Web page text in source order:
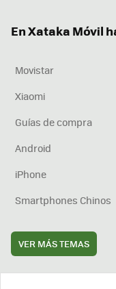
En Xataka Móvil
Movistar
Xiaomi
Guías de compra
Android
iPhone
Smartphones Chinos
VER MÁS TEMAS